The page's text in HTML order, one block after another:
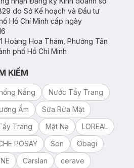
do Sở Kế hoạch và Đầu tư
Hồ Chí Minh cấp ngày
Hoàng Hoa Thám, Phường Tân
phố Hồ Chí Minh
KIẾM
Nắng
Nước Tẩy Trang
Ẩm
Sữa Rửa Mặt
Trang
Mặt Nạ
LOREAL
POSAY
Son
Obagi
Carslan
cerave